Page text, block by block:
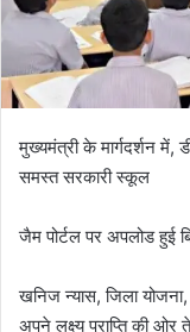
मुख्यमंत्री के मार्गदर्शन में,
समस्त सरकारी स्कूल
जैम पोर्टल पर अपलोड हुई
खनिज न्यास, जिला
अपने लक्ष्य प्राप्ति की ओर